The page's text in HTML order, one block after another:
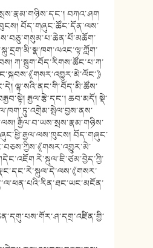
བཀའ་ཤག
བོད་གཞུང་ཚོང་དོན་ལས་
ཀ་སྦུག་བོད་རིགས་ཚོང་པ་ཀ་
《གསར་འགྱུར་མེ་ལོང་》
ལྷ་སའི་ནང་གི་བོད་མི་ཚོས་
རྒྱལ་རྩེ་དང་། ཆབ་མདོ། སྡེ་
༸རྒྱལ་བ་ཡས་སྲས་རྣམ་གཉིས་
བོད་གཞུང་
《གསར་འགྱུར་མེ་
རེ་སྐུལ་ཇི་ཙམ་བྱེད་ཀྱི་
《གསར་